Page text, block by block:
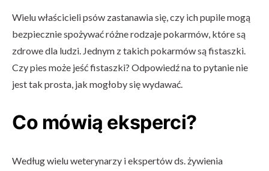
Wielu właścicieli psów zastanawia się, czy ich pupile mogą
bezpiecznie spożywać różne rodzaje pokarmów, które są
zdrowe dla ludzi. Jednym z takich pokarmów są fistaszki.
Czy pies może jeść fistaszki? Odpowiedź na to pytanie nie
jest tak prosta, jak mogłoby się wydawać.
Co mówią eksperci?
Według wielu weterynarzy i ekspertów ds. żywienia